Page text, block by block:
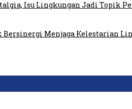
Isu Lingkungan Jadi Topik
Bersinergi Menjaga Kelestarian